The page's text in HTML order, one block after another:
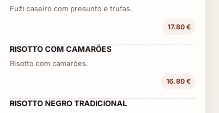
Fuži caseiro com presunto e trufas.
17.80 €
RISOTTO COM CAMARÕES
Risotto com camarões.
16.80 €
RISOTTO NEGRO TRADICIONAL